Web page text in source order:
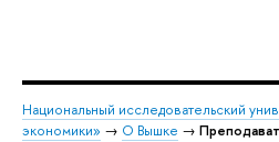
Национальный исследовательский
экономики» → О Вышке →